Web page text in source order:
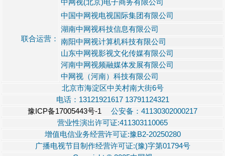
联合运营：
中网视(北京)电子商务有限公司
中国中网视电视国际集团有限公司
湖南中网视科技信息有限公司
南阳中网视计算机科技有限公司
山东中网视影视文化传媒有限公司
河南中网视频融媒体发展有限公司
中网视（河南）科技有限公司
北京市海淀区中关村南大街6号
电话：13121921617 13791124321
豫ICP备17005443号-1
公安备：41130302000217
营业性演出许可证:411303110065
增值电信业务经营许可证:豫B2-20250280
广播电视节目制作经营许可证:(豫)字第01794号